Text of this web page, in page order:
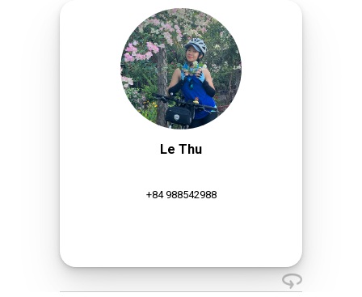
Le Thu
+84 988542988